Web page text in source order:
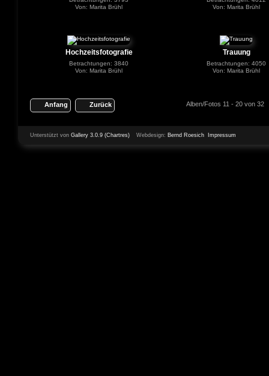
Von: Marita Brühl
Von: Marita Brühl
Hochzeitsfotografie
Betrachtungen: 3840
Von: Marita Brühl
Trauung
Betrachtungen: 4050
Von: Marita Brühl
Anfang Zurück Alben/Fotos 11 - 20 von 32
Unterstützt von Gallery 3.0.9 (Chartres) Webdesign: Bernd Roesich Impressum